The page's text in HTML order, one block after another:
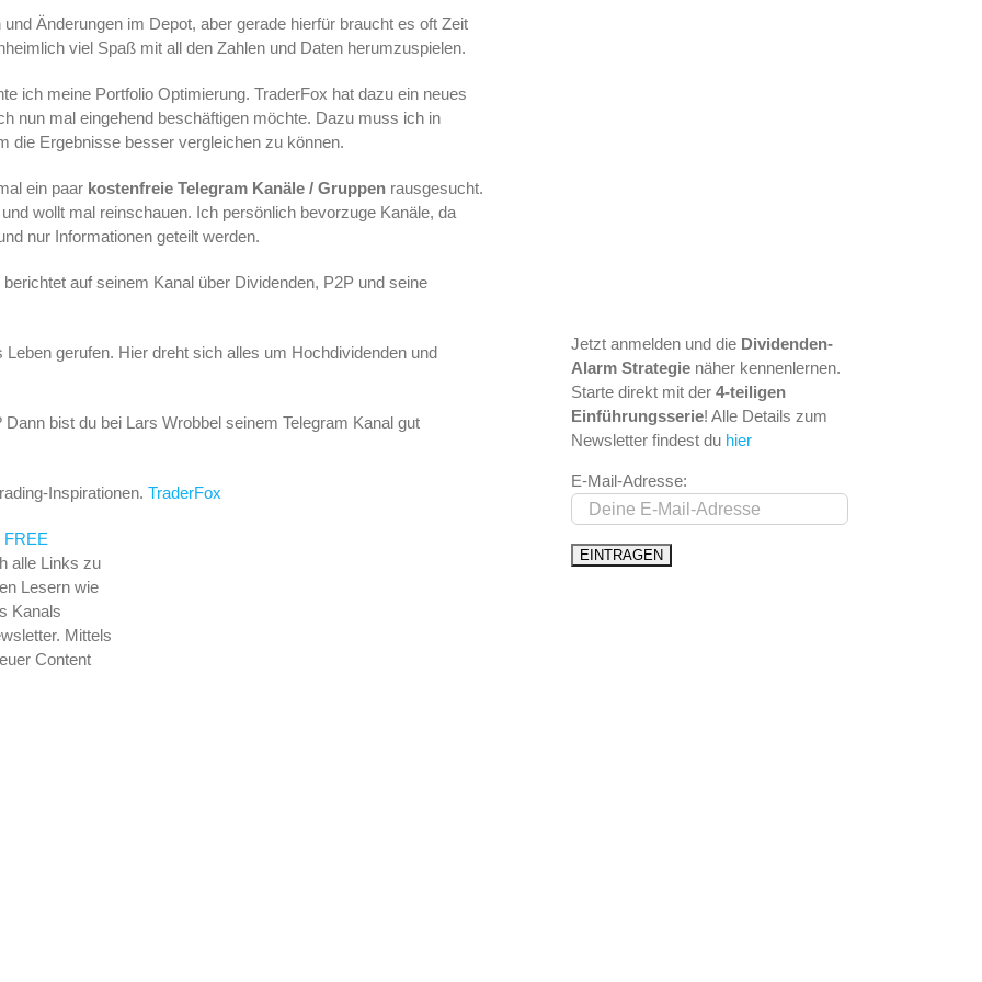
Änderungen im Depot, aber gerade hierfür braucht es oft Zeit
viel Spaß mit all den Zahlen und Daten herumzuspielen.
ich meine Portfolio Optimierung. TraderFox hat dazu ein neues
nun mal eingehend beschäftigen möchte. Dazu muss ich in
die Ergebnisse besser vergleichen zu können.
ein paar kostenfreie Telegram Kanäle / Gruppen rausgesucht.
wollt mal reinschauen. Ich persönlich bevorzuge Kanäle, da
nur Informationen geteilt werden.
auf seinem Kanal über Dividenden, P2P und seine
gerufen. Hier dreht sich alles um Hochdividenden und
bist du bei Lars Wrobbel seinem Telegram Kanal gut
Inspirationen. TraderFox
FREE
alle Links zu
Lesern wie
Kanals
Mittels
Content
Jetzt anmelden und die Dividenden-
Alarm Strategie näher kennenlernen.
Starte direkt mit der 4-teiligen
Einführungsserie! Alle Details zum
Newsletter findest du hier
E-Mail-Adresse: